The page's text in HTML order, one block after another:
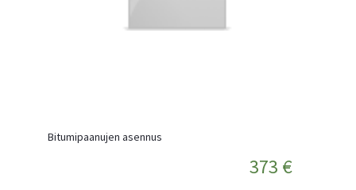
Bitumipaanujen asennus
373 €